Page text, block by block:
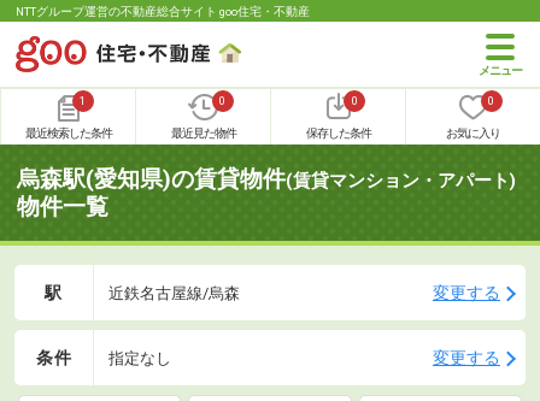
NTTグループ運営の不動産総合サイト goo住宅・不動産
1
最近検索した条件
0
最近見た物件
0
保存した条件
0
お気に入り
烏森駅(愛知県)の賃貸物件(賃貸マンション・アパート)
物件一覧
駅 近鉄名古屋線/烏森 変更する
条件 指定なし 変更する